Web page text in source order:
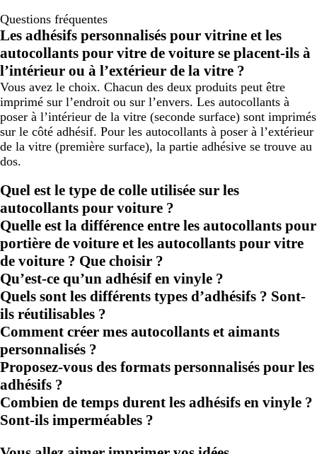
Questions fréquentes
Les adhésifs personnalisés pour vitrine et les
autocollants pour vitre de voiture se placent-ils à
l’intérieur ou à l’extérieur de la vitre ?
Vous avez le choix. Chacun des deux produits peut être
imprimé sur l’endroit ou sur l’envers. Les autocollants à
poser à l’intérieur de la vitre (seconde surface) sont imprimés
sur le côté adhésif. Pour les autocollants à poser à l’extérieur
de la vitre (première surface), la partie adhésive se trouve au
dos.
Quel est le type de colle utilisée sur les
autocollants pour voiture ?
Quelle est la différence entre les autocollants pour
portière de voiture et les autocollants pour vitre
de voiture ? Que choisir ?
Qu’est-ce qu’un adhésif en vinyle ?
Quels sont les différents types d’adhésifs ? Sont-
ils réutilisables ?
Comment créer mes autocollants et aimants
personnalisés ?
Proposez-vous des formats personnalisés pour les
adhésifs ?
Combien de temps durent les adhésifs en vinyle ?
Sont-ils imperméables ?